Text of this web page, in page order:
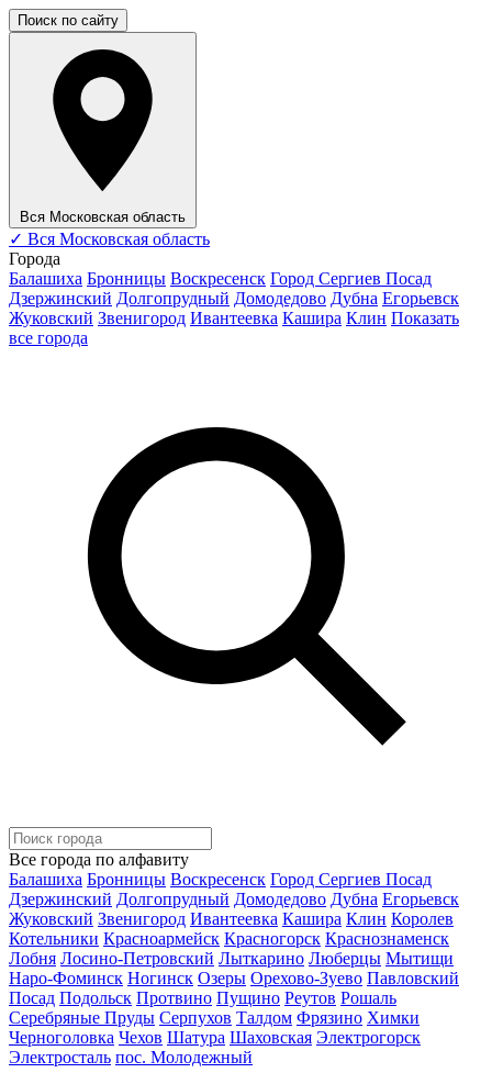
Поиск по сайту
Вся Московская область
✓ Вся Московская область
Города
Балашиха Бронницы Воскресенск Город Сергиев Посад
Дзержинский Долгопрудный Домодедово Дубна Егорьевск
Жуковский Звенигород Ивантеевка Кашира Клин Показать
все города
Все города по алфавиту
Балашиха Бронницы Воскресенск Город Сергиев Посад
Дзержинский Долгопрудный Домодедово Дубна Егорьевск
Жуковский Звенигород Ивантеевка Кашира Клин Королев
Котельники Красноармейск Красногорск Краснознаменск
Лобня Лосино-Петровский Лыткарино Люберцы Мытищи
Наро-Фоминск Ногинск Озеры Орехово-Зуево Павловский
Посад Подольск Протвино Пущино Реутов Рошаль
Серебряные Пруды Серпухов Талдом Фрязино Химки
Черноголовка Чехов Шатура Шаховская Электрогорск
Электросталь пос. Молодежный